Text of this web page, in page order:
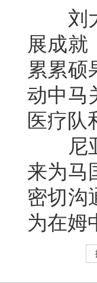
刘大
展成就
累累硕
动中马
医疗队
尼亚
来为马
密切沟
为在姆